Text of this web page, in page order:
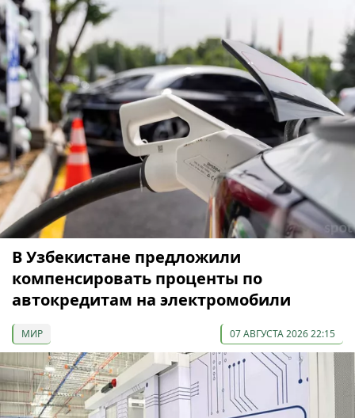
В Узбекистане предложили
компенсировать проценты по
автокредитам на электромобили
МИР 07 АВГУСТА 2026 22:15